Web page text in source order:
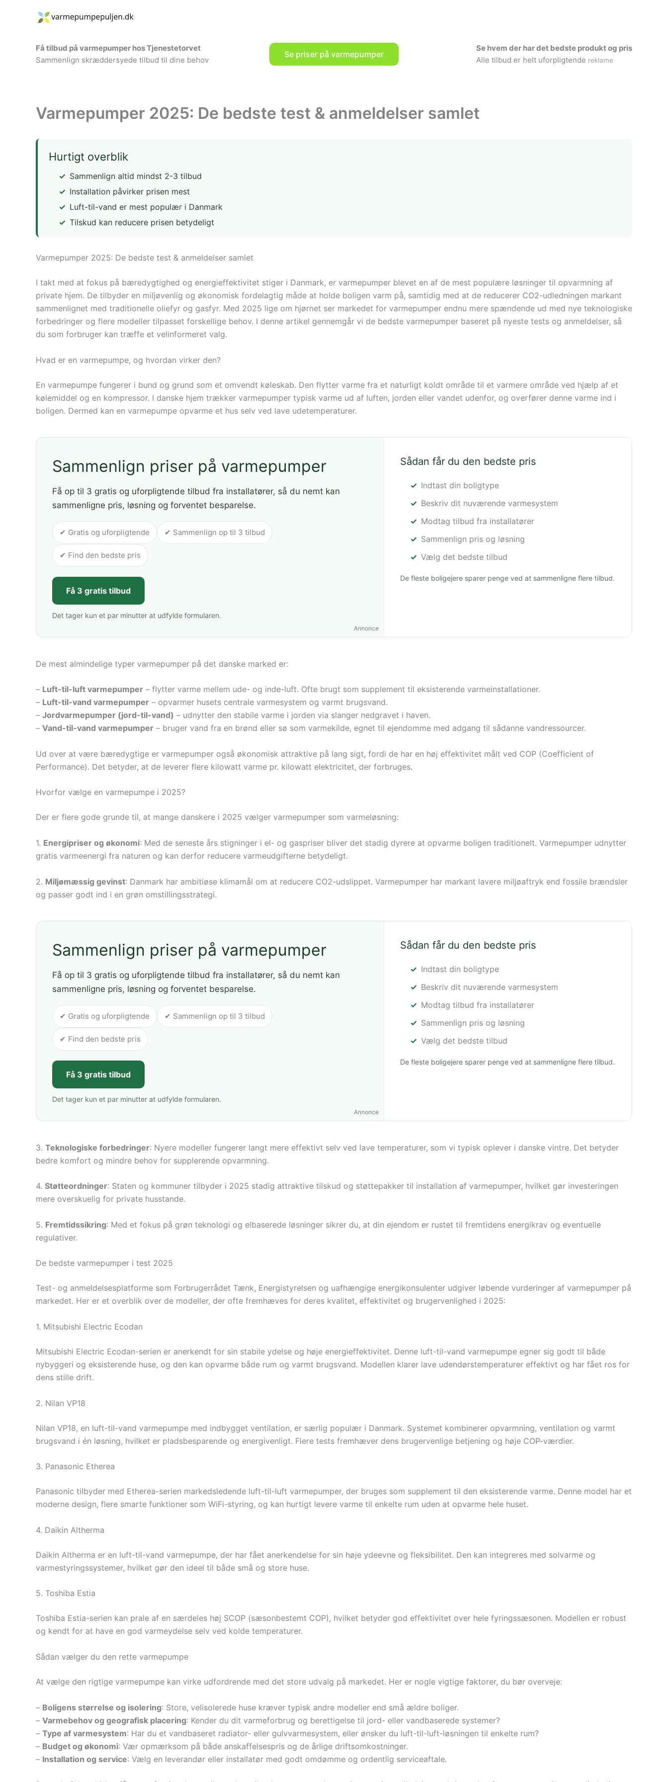
Få tilbud på varmepumper hos Tjenestetorvet
Sammenlign skræddersyede tilbud til dine behov
Se priser på varmepumper
Se hvem der har det bedste produkt og pris
Alle tilbud er helt uforpligtende reklame
Varmepumper 2025: De bedste test & anmeldelser samlet
Hurtigt overblik
Sammenlign altid mindst 2-3 tilbud
Installation påvirker prisen mest
Luft-til-vand er mest populær i Danmark
Tilskud kan reducere prisen betydeligt
Varmepumper 2025: De bedste test & anmeldelser samlet
I takt med at fokus på bæredygtighed og energieffektivitet stiger i Danmark, er varmepumper blevet en af de mest populære løsninger til opvarmning af
private hjem. De tilbyder en miljøvenlig og økonomisk fordelagtig måde at holde boligen varm på, samtidig med at de reducerer CO2-udledningen markant
sammenlignet med traditionelle oliefyr og gasfyr. Med 2025 lige om hjørnet ser markedet for varmepumper endnu mere spændende ud med nye teknologiske
forbedringer og flere modeller tilpasset forskellige behov. I denne artikel gennemgår vi de bedste varmepumper baseret på nyeste tests og anmeldelser, så
du som forbruger kan træffe et velinformeret valg.
Hvad er en varmepumpe, og hvordan virker den?
En varmepumpe fungerer i bund og grund som et omvendt køleskab. Den flytter varme fra et naturligt koldt område til et varmere område ved hjælp af et
kølemiddel og en kompressor. I danske hjem trækker varmepumper typisk varme ud af luften, jorden eller vandet udenfor, og overfører denne varme ind i
boligen. Dermed kan en varmepumpe opvarme et hus selv ved lave udetemperaturer.
Annonce
Sammenlign priser på varmepumper
Få op til 3 gratis og uforpligtende tilbud fra installatører, så du nemt kan
sammenligne pris, løsning og forventet besparelse.
✔ Gratis og uforpligtende ✔ Sammenlign op til 3 tilbud
✔ Find den bedste pris
Få 3 gratis tilbud
Det tager kun et par minutter at udfylde formularen.
Sådan får du den bedste pris
Indtast din boligtype
Beskriv dit nuværende varmesystem
Modtag tilbud fra installatører
Sammenlign pris og løsning
Vælg det bedste tilbud
De fleste boligejere sparer penge ved at sammenligne flere tilbud.
De mest almindelige typer varmepumper på det danske marked er:
– Luft-til-luft varmepumper – flytter varme mellem ude- og inde-luft. Ofte brugt som supplement til eksisterende varmeinstallationer.
– Luft-til-vand varmepumper – opvarmer husets centrale varmesystem og varmt brugsvand.
– Jordvarmepumper (jord-til-vand) – udnytter den stabile varme i jorden via slanger nedgravet i haven.
– Vand-til-vand varmepumper – bruger vand fra en brønd eller sø som varmekilde, egnet til ejendomme med adgang til sådanne vandressourcer.
Ud over at være bæredygtige er varmepumper også økonomisk attraktive på lang sigt, fordi de har en høj effektivitet målt ved COP (Coefficient of
Performance). Det betyder, at de leverer flere kilowatt varme pr. kilowatt elektricitet, der forbruges.
Hvorfor vælge en varmepumpe i 2025?
Der er flere gode grunde til, at mange danskere i 2025 vælger varmepumper som varmeløsning:
1. Energipriser og økonomi: Med de seneste års stigninger i el- og gaspriser bliver det stadig dyrere at opvarme boligen traditionelt. Varmepumper udnytter
gratis varmeenergi fra naturen og kan derfor reducere varmeudgifterne betydeligt.
2. Miljømæssig gevinst: Danmark har ambitiøse klimamål om at reducere CO2-udslippet. Varmepumper har markant lavere miljøaftryk end fossile brændsler
og passer godt ind i en grøn omstillingsstrategi.
Annonce
Sammenlign priser på varmepumper
Få op til 3 gratis og uforpligtende tilbud fra installatører, så du nemt kan
sammenligne pris, løsning og forventet besparelse.
✔ Gratis og uforpligtende ✔ Sammenlign op til 3 tilbud
✔ Find den bedste pris
Få 3 gratis tilbud
Det tager kun et par minutter at udfylde formularen.
Sådan får du den bedste pris
Indtast din boligtype
Beskriv dit nuværende varmesystem
Modtag tilbud fra installatører
Sammenlign pris og løsning
Vælg det bedste tilbud
De fleste boligejere sparer penge ved at sammenligne flere tilbud.
3. Teknologiske forbedringer: Nyere modeller fungerer langt mere effektivt selv ved lave temperaturer, som vi typisk oplever i danske vintre. Det betyder
bedre komfort og mindre behov for supplerende opvarmning.
4. Støtteordninger: Staten og kommuner tilbyder i 2025 stadig attraktive tilskud og støttepakker til installation af varmepumper, hvilket gør investeringen
mere overskuelig for private husstande.
5. Fremtidssikring: Med et fokus på grøn teknologi og elbaserede løsninger sikrer du, at din ejendom er rustet til fremtidens energikrav og eventuelle
regulativer.
De bedste varmepumper i test 2025
Test- og anmeldelsesplatforme som Forbrugerrådet Tænk, Energistyrelsen og uafhængige energikonsulenter udgiver løbende vurderinger af varmepumper på
markedet. Her er et overblik over de modeller, der ofte fremhæves for deres kvalitet, effektivitet og brugervenlighed i 2025:
1. Mitsubishi Electric Ecodan
Mitsubishi Electric Ecodan-serien er anerkendt for sin stabile ydelse og høje energieffektivitet. Denne luft-til-vand varmepumpe egner sig godt til både
nybyggeri og eksisterende huse, og den kan opvarme både rum og varmt brugsvand. Modellen klarer lave udendørstemperaturer effektivt og har fået ros for
dens stille drift.
2. Nilan VP18
Nilan VP18, en luft-til-vand varmepumpe med indbygget ventilation, er særlig populær i Danmark. Systemet kombinerer opvarmning, ventilation og varmt
brugsvand i én løsning, hvilket er pladsbesparende og energivenligt. Flere tests fremhæver dens brugervenlige betjening og høje COP-værdier.
3. Panasonic Etherea
Panasonic tilbyder med Etherea-serien markedsledende luft-til-luft varmepumper, der bruges som supplement til den eksisterende varme. Denne model har et
moderne design, flere smarte funktioner som WiFi-styring, og kan hurtigt levere varme til enkelte rum uden at opvarme hele huset.
4. Daikin Altherma
Daikin Altherma er en luft-til-vand varmepumpe, der har fået anerkendelse for sin høje ydeevne og fleksibilitet. Den kan integreres med solvarme og
varmestyringssystemer, hvilket gør den ideel til både små og store huse.
5. Toshiba Estia
Toshiba Estia-serien kan prale af en særdeles høj SCOP (sæsonbestemt COP), hvilket betyder god effektivitet over hele fyringssæsonen. Modellen er robust
og kendt for at have en god varmeydelse selv ved kolde temperaturer.
Sådan vælger du den rette varmepumpe
At vælge den rigtige varmepumpe kan virke udfordrende med det store udvalg på markedet. Her er nogle vigtige faktorer, du bør overveje:
– Boligens størrelse og isolering: Store, velisolerede huse kræver typisk andre modeller end små ældre boliger.
– Varmebehov og geografisk placering: Kender du dit varmeforbrug og berettigelse til jord- eller vandbaserede systemer?
– Type af varmesystem: Har du et vandbaseret radiator- eller gulvvarmesystem, eller ønsker du luft-til-luft-løsningen til enkelte rum?
– Budget og økonomi: Vær opmærksom på både anskaffelsespris og de årlige driftsomkostninger.
– Installation og service: Vælg en leverandør eller installatør med godt omdømme og ordentlig serviceaftale.